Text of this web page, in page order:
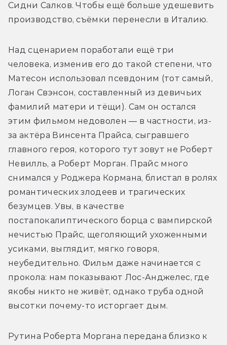
Сидни Салков. Чтобы ещё больше удешевить
производство, съёмки перенесли в Италию.
Над сценарием поработали ещё три
человека, изменив его до такой степени, что
Матесон использовал псевдоним (тот самый,
Логан Свэнсон, составленный из девичьих
фамилий матери и тёщи). Сам он остался
этим фильмом недоволен — в частности, из-
за актёра Винсента Прайса, сыгравшего
главного героя, которого тут зовут не Роберт
Невилль, а Роберт Морган. Прайс много
снимался у Роджера Кормана, блистал в ролях
романтических злодеев и трагических
безумцев. Увы, в качестве
постапокалиптического борца с вампирской
нечистью Прайс, щеголяющий ухоженными
усиками, выглядит, мягко говоря,
неубедительно. Фильм даже начинается с
прокола: нам показывают Лос-Анджелес, где
якобы никто не живёт, однако труба одной
высотки почему-то исторгает дым.
Рутина Роберта Моргана передана близко к